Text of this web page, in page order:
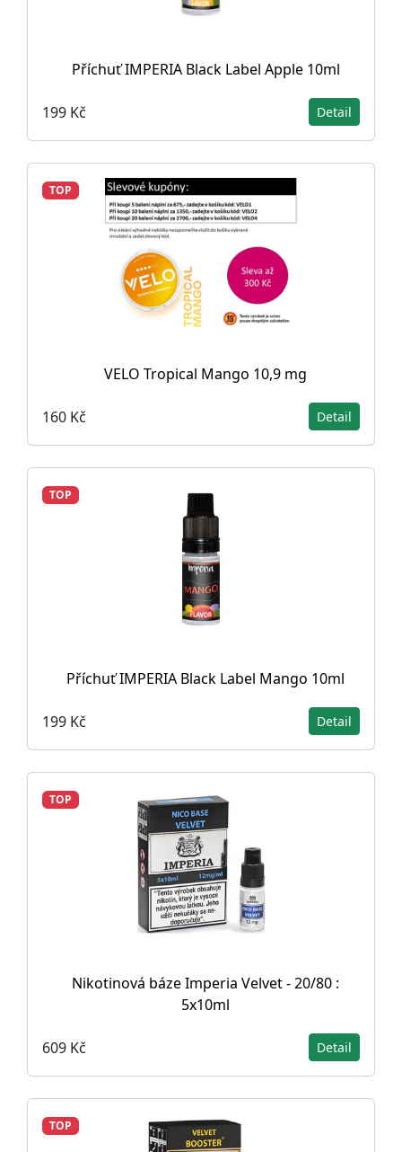
Příchuť IMPERIA Black Label Apple 10ml
199 Kč Detail
TOP
VELO Tropical Mango 10,9 mg
160 Kč Detail
TOP
Příchuť IMPERIA Black Label Mango 10ml
199 Kč Detail
TOP
Nikotinová báze Imperia Velvet - 20/80 :
5x10ml
609 Kč Detail
TOP